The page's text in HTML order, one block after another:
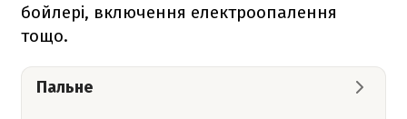
бойлері, включення електроопалення
тощо.
Пальне